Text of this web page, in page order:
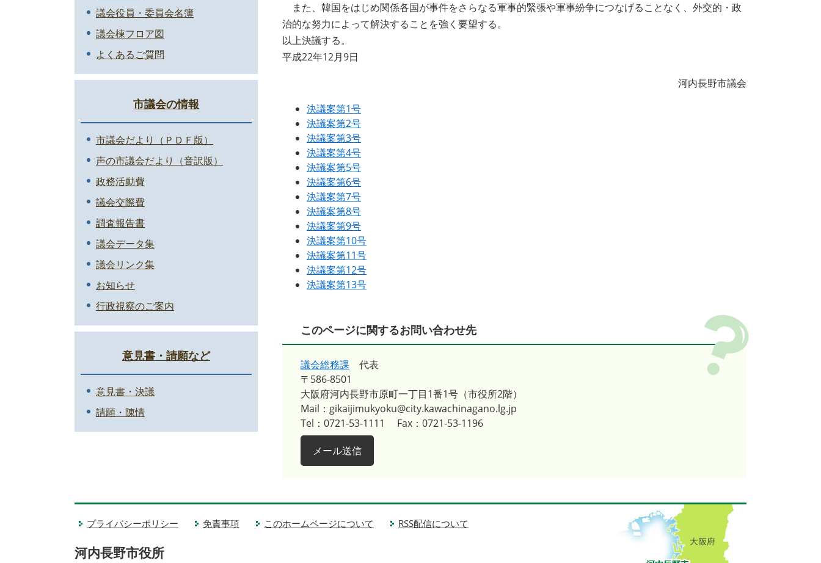
また、韓国をはじめ関係各国が事件をさらなる軍事的緊張や軍事紛争につなげることなく、外交的・政
治的な努力によって解決することを強く要望する。
以上決議する。
平成22年12月9日
河内長野市議会
決議案第1号
決議案第2号
決議案第3号
決議案第4号
決議案第5号
決議案第6号
決議案第7号
決議案第8号
決議案第9号
決議案第10号
決議案第11号
決議案第12号
決議案第13号
このページに関するお問い合わせ先
議会総務課
代表
〒586-8501
大阪府河内長野市原町一丁目1番1号（市役所2階）
Mail：gikaijimukyoku@city.kawachinagano.lg.jp
Tel：0721-53-1111
Fax：0721-53-1196
メール送信
議会役員・委員会名簿
議会棟フロア図
よくあるご質問
市議会の情報
市議会だより（ＰＤＦ版）
声の市議会だより（音訳版）
政務活動費
議会交際費
調査報告書
議会データ集
議会リンク集
お知らせ
行政視察のご案内
意見書・請願など
意見書・決議
請願・陳情
プライバシーポリシー 免責事項 このホームページについて RSS配信について
河内長野市役所